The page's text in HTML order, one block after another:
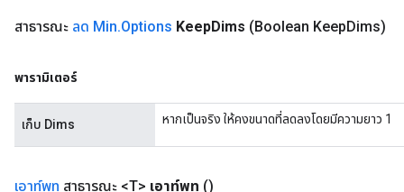
สาธารณะ ลด Min.Options KeepDims (Boolean KeepDims)
พารามิเตอร์
เก็บ Dims หากเป็นจริง ให้คงขนาดที่ลดลงโดยมีความยาว 1
เอาท์พุท สาธารณะ <T> เอาท์พุท ()